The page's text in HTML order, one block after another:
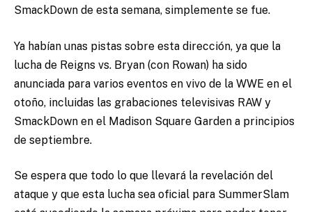
SmackDown de esta semana, simplemente se fue.
Ya habían unas pistas sobre esta dirección, ya que la
lucha de Reigns vs. Bryan (con Rowan) ha sido
anunciada para varios eventos en vivo de la WWE en el
otoño, incluidas las grabaciones televisivas RAW y
SmackDown en el Madison Square Garden a principios
de septiembre.
Se espera que todo lo que llevará la revelación del
ataque y que esta lucha sea oficial para SummerSlam